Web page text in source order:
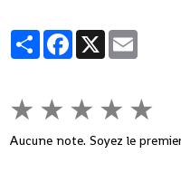
PartagerFacebook
X
★ ★ ★ ★ ★
Aucune note. Soyez le